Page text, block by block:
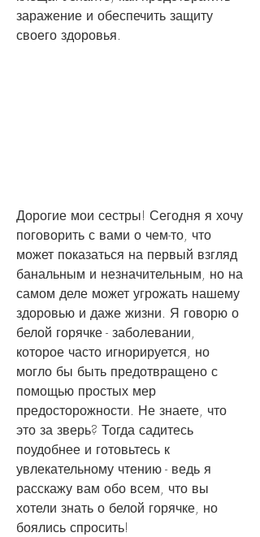
заражение и обеспечить защиту
своего здоровья.
Дорогие мои сестры! Сегодня я хочу
поговорить с вами о чем-то, что
может показаться на первый взгляд
банальным и незначительным, но на
самом деле может угрожать нашему
здоровью и даже жизни. Я говорю о
белой горячке - заболевании,
которое часто игнорируется, но
могло бы быть предотвращено с
помощью простых мер
предосторожности. Не знаете, что
это за зверь? Тогда садитесь
поудобнее и готовьтесь к
увлекательному чтению - ведь я
расскажу вам обо всем, что вы
хотели знать о белой горячке, но
боялись спросить!